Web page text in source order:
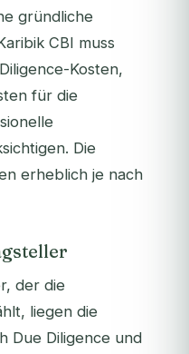
gründliche
CBI muss
Kosten,
für die
Die
erheblich je nach
der die
liegen die
Due Diligence und